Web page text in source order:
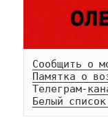
Сообщить о
Памятка о
Телеграм-
Белый